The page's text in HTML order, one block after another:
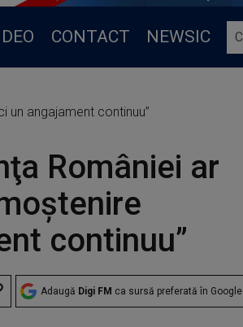
CONTACT NEWSIC
un angajament continuu”
României ar
continuu”
Adaugă Digi FM ca sursă preferată în Google